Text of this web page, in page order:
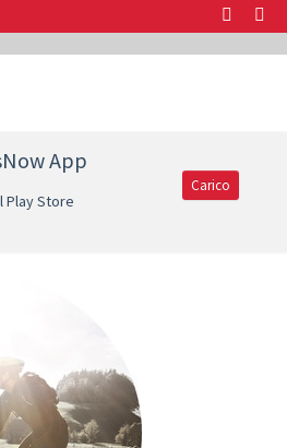
App
Play Store
Carico